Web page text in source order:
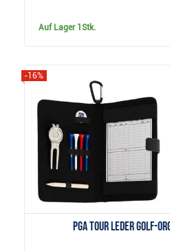
Auf Lager 1Stk.
PGA TOUR Leder Golf-
-16%